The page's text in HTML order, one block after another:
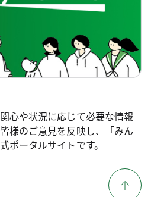
心や状況に応じて必要な情報
様のご意見を反映し、「みん
ポータルサイトです。